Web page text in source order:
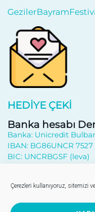
Çerezleri kullanıyoruz, sitemizi
GezilerBayram
HEDIYE ÇEKI
Banka hesabı
Banka: Unicredit
IBAN: BG86UNCR 7527
BIC: UNCRBGSF (leva)